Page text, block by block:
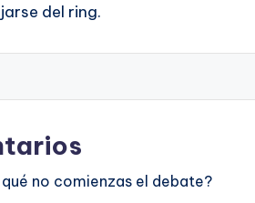
del ring.
no comienzas el debate?